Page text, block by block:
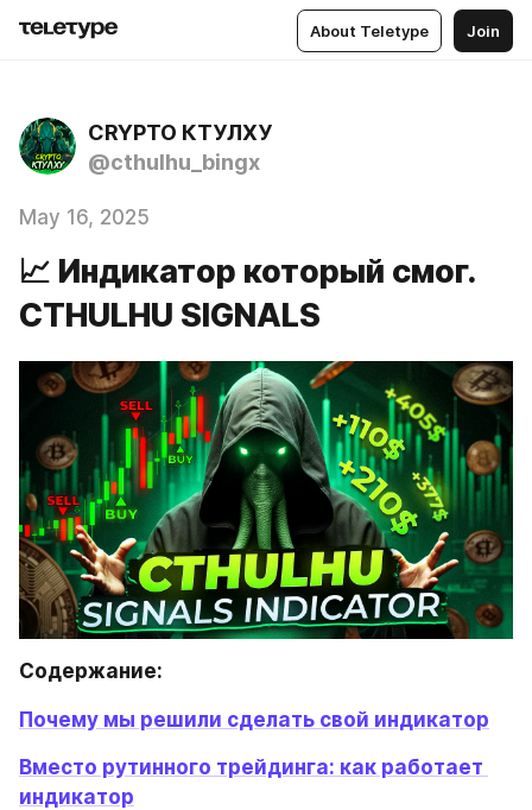
About Teletype Join
CRYPTO КТУЛХУ
@cthulhu_bingx
May 16, 2025
📈 Индикатор который смог.
CTHULHU SIGNALS
Содержание:
Почему мы решили сделать свой индикатор
Вместо рутинного трейдинга: как работает
индикатор